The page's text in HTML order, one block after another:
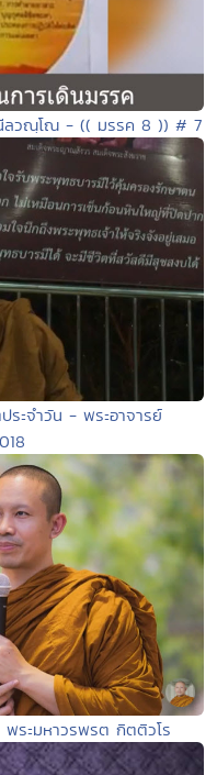
ลวณฺโณ - (( มรรค 8 )) # 7
ระจำวัน - พระอาจารย์
พระมหาวรพรต กิตติวโร